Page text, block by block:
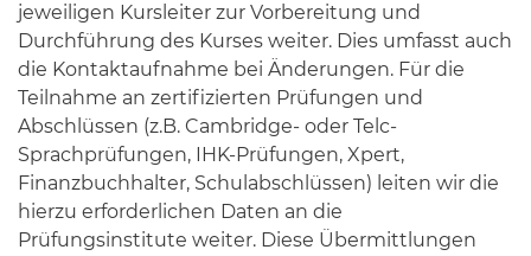
jeweiligen Kursleiter zur Vorbereitung und
Durchführung des Kurses weiter. Dies umfasst auch
die Kontaktaufnahme bei Änderungen. Für die
Teilnahme an zertifizierten Prüfungen und
Abschlüssen (z.B. Cambridge- oder Telc-
Sprachprüfungen, IHK-Prüfungen, Xpert,
Finanzbuchhalter, Schulabschlüssen) leiten wir die
hierzu erforderlichen Daten an die
Prüfungsinstitute weiter. Diese Übermittlungen